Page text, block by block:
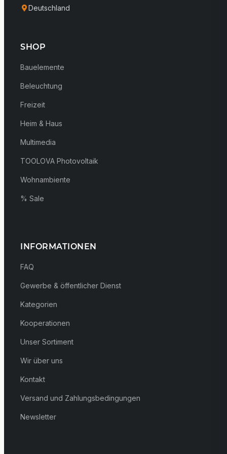
Deutschland
SHOP
Bauelemente
Beleuchtung
Freizeit
Heim & Haus
Multimedia
TOOLOVA Photovoltaik
Wohnambiente
% Sale
INFORMATIONEN
FAQ
Gewerbe & öffentlicher Dienst
Kategorien
Kooperationen
Unser Sortiment
Wir über uns
Kontakt
Versand und Zahlungsbedingungen
Newsletter